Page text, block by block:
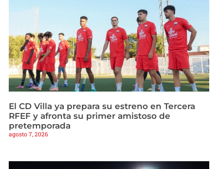
El CD Villa ya prepara su estreno en Tercera
RFEF y afronta su primer amistoso de
pretemporada
agosto 7, 2026